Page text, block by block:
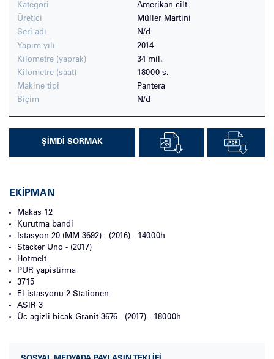
Kategori
Amerikan cilt
Üretici
Müller Martini
Seri adı
N/d
Yapım yılı
2014
Kilometre (yaprak)
34 mil.
Kilometre (saat)
18000 s.
Makine tipi
Pantera
Biçim
N/d
ŞIMDI SORMAK
EKIPMAN
Makas 12
Kurutma bandi
Istasyon 20 (MM 3692) - (2016) - 14000h
Stacker Uno - (2017)
Hotmelt
PUR yapistirma
3715
El istasyonu 2 Stationen
ASIR 3
Üc agizli bicak Granit 3676 - (2017) - 18000h